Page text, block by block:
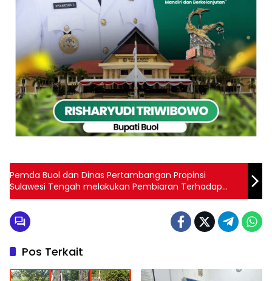
Pemda Buol dan Dinas Pertambangan Propinsi
Sulawesi Tengah melakukan Pembiaran Terhadap
Tambang Ilegal Di Sungai Tabong
Pos Terkait